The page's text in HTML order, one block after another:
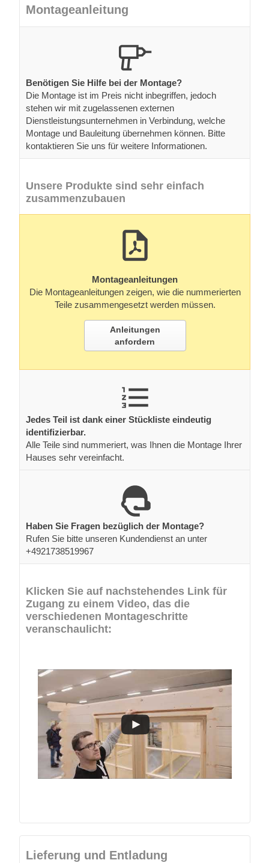
Montageanleitung
Benötigen Sie Hilfe bei der Montage?
Die Montage ist im Preis nicht inbegriffen, jedoch
stehen wir mit zugelassenen externen
Dienstleistungsunternehmen in Verbindung, welche
Montage und Bauleitung übernehmen können. Bitte
kontaktieren Sie uns für weitere Informationen.
Unsere Produkte sind sehr einfach
zusammenzubauen
Montageanleitungen
Die Montageanleitungen zeigen, wie die nummerierten
Teile zusammengesetzt werden müssen.
Anleitungen
anfordern
Jedes Teil ist dank einer Stückliste eindeutig
identifizierbar.
Alle Teile sind nummeriert, was Ihnen die Montage Ihrer
Hauses sehr vereinfacht.
Haben Sie Fragen bezüglich der Montage?
Rufen Sie bitte unseren Kundendienst an unter
+4921738519967
Klicken Sie auf nachstehendes Link für
Zugang zu einem Video, das die
verschiedenen Montageschritte
veranschaulicht:
Lieferung und Entladung